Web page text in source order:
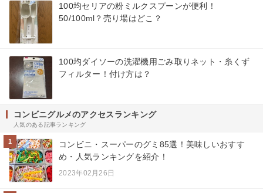
100均セリアの粉ミルクスプーンが便利！
50/100ml？売り場はどこ？
100均ダイソーの洗濯機用ごみ取りネット・糸くず
フィルター！付け方は？
コンビニグルメのアクセスランキング
人気のある記事ランキング
1
コンビニ・スーパーのグミ85選！美味しいおすす
め・人気ランキングを紹介！
2023年02月26日